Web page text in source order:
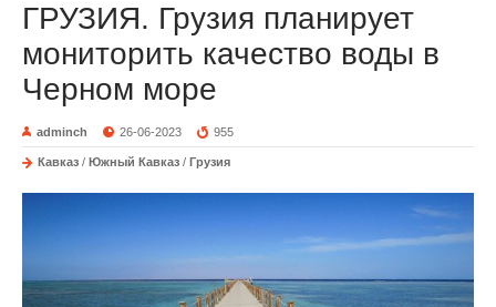
ГРУЗИЯ. Грузия планирует
мониторить качество воды в
Черном море
adminch 26-06-2023 955
Кавказ / Южный Кавказ / Грузия